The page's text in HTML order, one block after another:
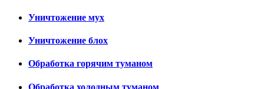
Уничтожение мух
Уничтожение блох
Обработка горячим туманом
Обработка холодным туманом